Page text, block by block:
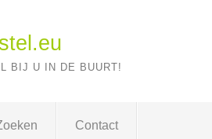
BIJ U IN DE BUURT!
Contact